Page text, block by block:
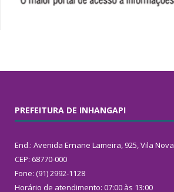
PREFEITURA DE INHANGAPI
End.: Avenida Ernane Lameira, 925, Vila Nova
CEP: 68770-000
Fone: (91) 2992-1128
Horário de atendimento: 07:00 às 13:00